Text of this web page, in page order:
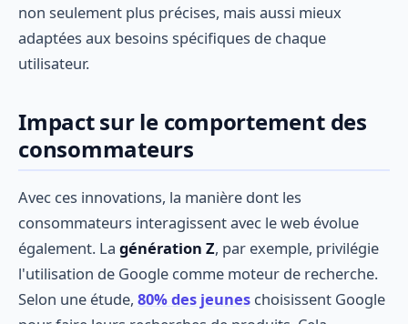
non seulement plus précises, mais aussi mieux
adaptées aux besoins spécifiques de chaque
utilisateur.
Impact sur le comportement des
consommateurs
Avec ces innovations, la manière dont les
consommateurs interagissent avec le web évolue
également. La génération Z, par exemple, privilégie
l'utilisation de Google comme moteur de recherche.
Selon une étude, 80% des jeunes choisissent Google